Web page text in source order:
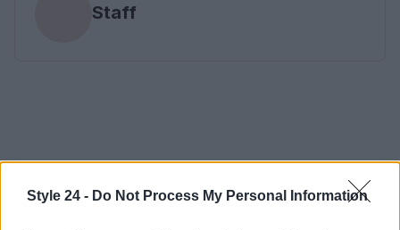
Style 24 - Do Not Process My Personal Information
Staff